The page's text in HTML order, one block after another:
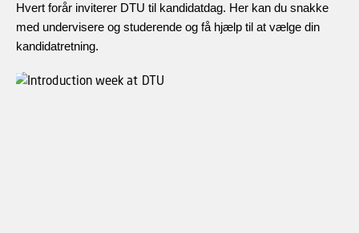
Hvert forår inviterer DTU til kandidatdag. Her kan du snakke
med undervisere og studerende og få hjælp til at vælge din
kandidatretning.